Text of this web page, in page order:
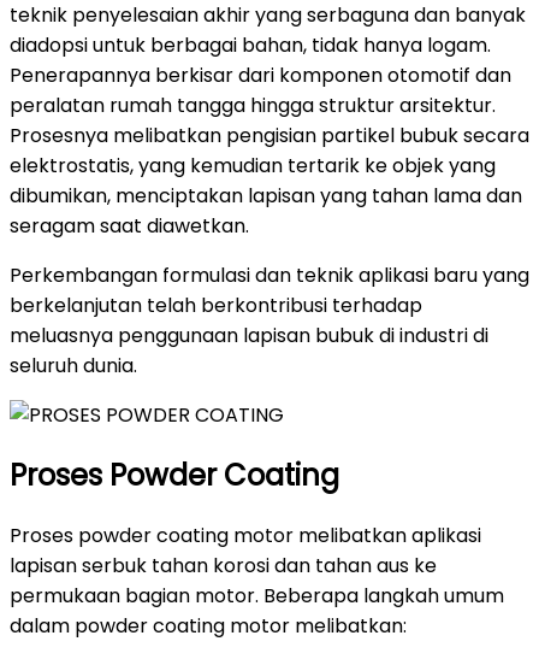
teknik penyelesaian akhir yang serbaguna dan banyak
diadopsi untuk berbagai bahan, tidak hanya logam.
Penerapannya berkisar dari komponen otomotif dan
peralatan rumah tangga hingga struktur arsitektur.
Prosesnya melibatkan pengisian partikel bubuk secara
elektrostatis, yang kemudian tertarik ke objek yang
dibumikan, menciptakan lapisan yang tahan lama dan
seragam saat diawetkan.
Perkembangan formulasi dan teknik aplikasi baru yang
berkelanjutan telah berkontribusi terhadap
meluasnya penggunaan lapisan bubuk di industri di
seluruh dunia.
Proses Powder Coating
Proses powder coating motor melibatkan aplikasi
lapisan serbuk tahan korosi dan tahan aus ke
permukaan bagian motor. Beberapa langkah umum
dalam powder coating motor melibatkan: